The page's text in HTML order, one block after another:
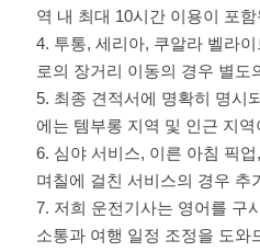
역 내 최대 10시간 이용이 포
투통, 세리아, 쿠알라 벨라
로의 장거리 이동의 경우 별도
최종 견적서에 명확히 명시
에는 템부롱 지역 및 인근 지
심야 서비스, 이른 아침 픽
며칠에 걸친 서비스의 경우 추
저희 운전기사는 영어를 구
소통과 여행 일정 조정을 도와